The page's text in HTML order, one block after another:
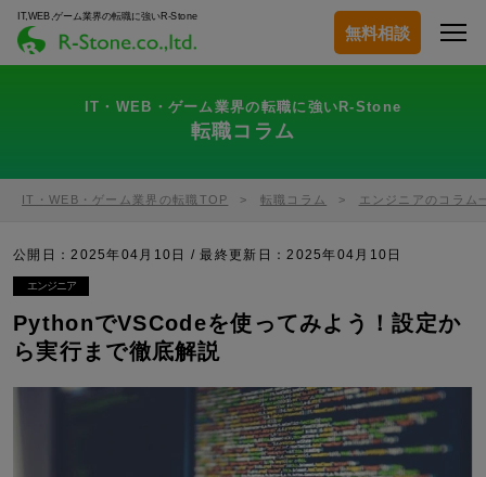
IT,WEB,ゲーム業界の転職に強いR-Stone
無料相談
IT・WEB・ゲーム業界の転職に強いR-Stone
転職コラム
IT・WEB・ゲーム業界の転職TOP 転職コラム エンジニアのコラム
公開日：2025年04月10日 / 最終更新日：2025年04月10日
エンジニア
PythonでVSCodeを使ってみよう！設定か
ら実行まで徹底解説